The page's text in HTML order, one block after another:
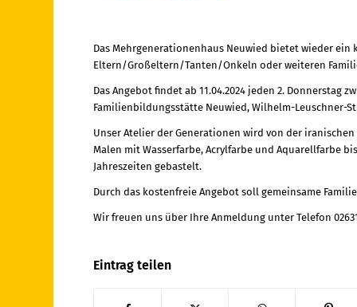
Das Mehrgenerationenhaus Neuwied bietet wieder
Eltern/Großeltern/Tanten/Onkeln oder weiteren
Das Angebot findet ab 11.04.2024 jeden 2. Donnerstag
Familienbildungsstätte Neuwied, Wilhelm-Leuschner-
Unser Atelier der Generationen wird von der
Malen mit Wasserfarbe, Acrylfarbe und Aquarellfarbe
Jahreszeiten gebastelt.
Durch das kostenfreie Angebot soll gemeinsame
Wir freuen uns über Ihre Anmeldung unter Telefon
Eintrag teilen